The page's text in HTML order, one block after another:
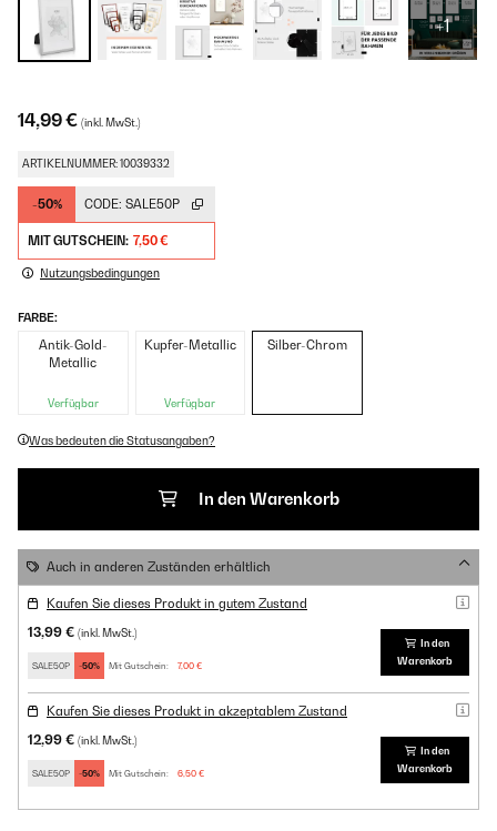
+1
14,99 € (inkl. MwSt.)
ARTIKELNUMMER: 10039332
-50% CODE: SALE50P
MIT GUTSCHEIN: 7,50 €
Nutzungsbedingungen
FARBE:
Antik-Gold-
Metallic
Verfügbar
Kupfer-Metallic
Verfügbar
Silber-Chrom
Was bedeuten die Statusangaben?
In den Warenkorb
Auch in anderen Zuständen erhältlich
Kaufen Sie dieses Produkt in gutem Zustand
13,99 € (inkl. MwSt.)
SALE50P -50% Mit Gutschein: 7,00 €
In den
Warenkorb
Kaufen Sie dieses Produkt in akzeptablem Zustand
12,99 € (inkl. MwSt.)
SALE50P -50% Mit Gutschein: 6,50 €
In den
Warenkorb